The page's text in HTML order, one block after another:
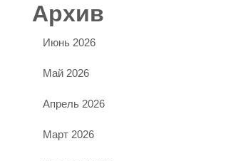
Архив
Июнь 2026
Май 2026
Апрель 2026
Март 2026